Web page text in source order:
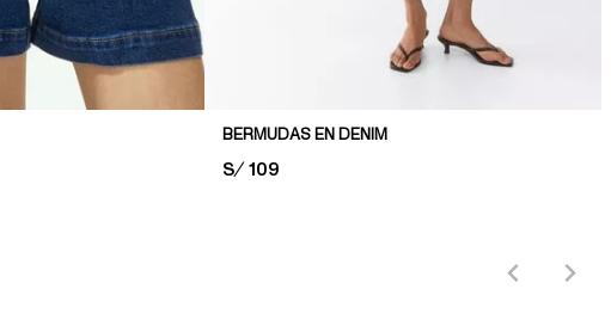
BERMUDAS EN DENIM
PRICE:
S/ 109